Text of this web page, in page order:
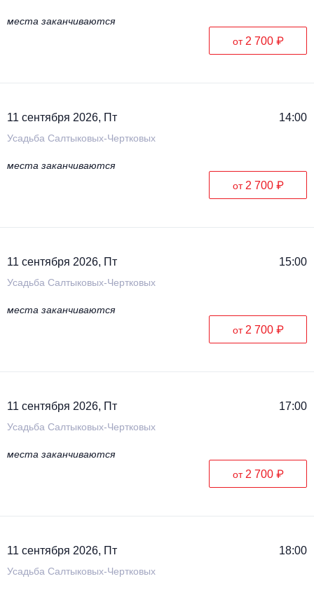
места заканчиваются
от 2 700 ₽
11 сентября 2026, Пт 14:00
Усадьба Салтыковых-Чертковых
места заканчиваются
от 2 700 ₽
11 сентября 2026, Пт 15:00
Усадьба Салтыковых-Чертковых
места заканчиваются
от 2 700 ₽
11 сентября 2026, Пт 17:00
Усадьба Салтыковых-Чертковых
места заканчиваются
от 2 700 ₽
11 сентября 2026, Пт 18:00
Усадьба Салтыковых-Чертковых